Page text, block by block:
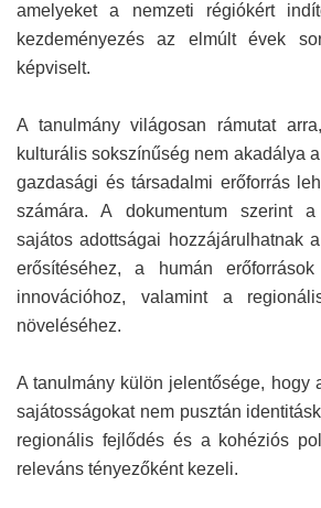
amelyeket a nemzeti régiókért
kezdeményezés az elmúlt évek
képviselt.
A tanulmány világosan rámutat
kulturális sokszínűség nem akadálya
gazdasági és társadalmi erőforrás
számára. A dokumentum szerint
sajátos adottságai hozzájárulhatnak
erősítéséhez, a humán
innovációhoz, valamint a
növeléséhez.
A tanulmány külön jelentősége, hogy
sajátosságokat nem pusztán
regionális fejlődés és a kohéziós
releváns tényezőként kezeli.